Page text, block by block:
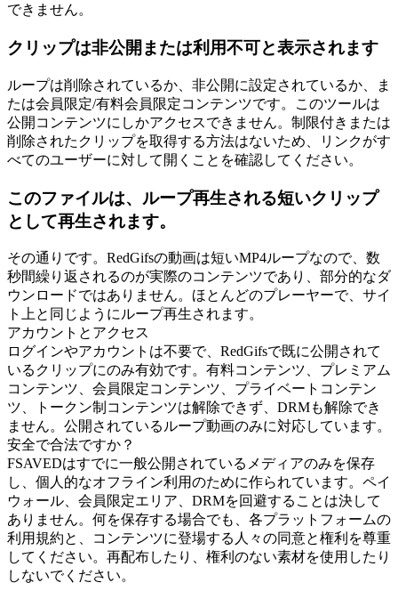
できません。
クリップは非公開または利用不可と表示されます
ループは削除されているか、非公開に設定されているか、ま
たは会員限定/有料会員限定コンテンツです。このツールは
公開コンテンツにしかアクセスできません。制限付きまたは
削除されたクリップを取得する方法はないため、リンクがす
べてのユーザーに対して開くことを確認してください。
このファイルは、ループ再生される短いクリップ
として再生されます。
その通りです。RedGifsの動画は短いMP4ループなので、数
秒間繰り返されるのが実際のコンテンツであり、部分的なダ
ウンロードではありません。ほとんどのプレーヤーで、サイ
ト上と同じようにループ再生されます。
アカウントとアクセス
ログインやアカウントは不要で、RedGifsで既に公開されて
いるクリップにのみ有効です。有料コンテンツ、プレミアム
コンテンツ、会員限定コンテンツ、プライベートコンテン
ツ、トークン制コンテンツは解除できず、DRMも解除でき
ません。公開されているループ動画のみに対応しています。
安全で合法ですか？
FSAVEDはすでに一般公開されているメディアのみを保存
し、個人的なオフライン利用のために作られています。ペイ
ウォール、会員限定エリア、DRMを回避することは決して
ありません。何を保存する場合でも、各プラットフォームの
利用規約と、コンテンツに登場する人々の同意と権利を尊重
してください。再配布したり、権利のない素材を使用したり
しないでください。